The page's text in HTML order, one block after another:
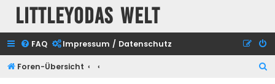
Littleyodas Welt
FAQ Impressum / Datenschutz
Foren-Übersicht